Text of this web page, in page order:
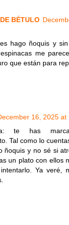
BÉTULO
hago ñoquis y
me
que están para
16, 2025 at
te has
Tal como lo
ñoquis y no sé si
un plato con ellos
Ya veré,